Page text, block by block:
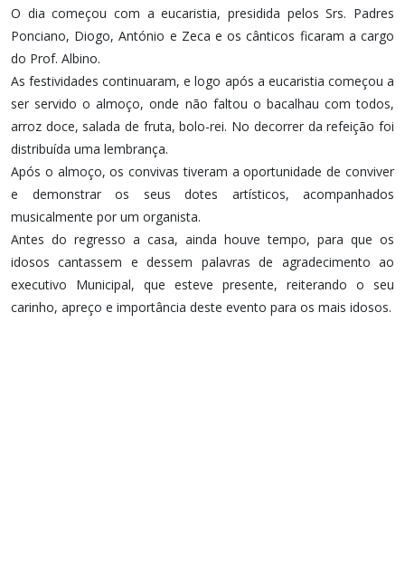
O dia começou com a eucaristia, presidida pelos Srs. Padres
Ponciano, Diogo, António e Zeca e os cânticos ficaram a cargo
do Prof. Albino.
As festividades continuaram, e logo após a eucaristia começou a
ser servido o almoço, onde não faltou o bacalhau com todos,
arroz doce, salada de fruta, bolo-rei. No decorrer da refeição foi
distribuída uma lembrança.
Após o almoço, os convivas tiveram a oportunidade de conviver
e demonstrar os seus dotes artísticos, acompanhados
musicalmente por um organista.
Antes do regresso a casa, ainda houve tempo, para que os
idosos cantassem e dessem palavras de agradecimento ao
executivo Municipal, que esteve presente, reiterando o seu
carinho, apreço e importância deste evento para os mais idosos.